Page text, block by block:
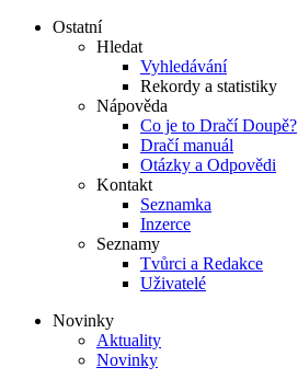
Ostatní
Hledat
Vyhledávání
Rekordy a statistiky
Nápověda
Co je to Dračí Doupě?
Dračí manuál
Otázky a Odpovědi
Kontakt
Seznamka
Inzerce
Seznamy
Tvůrci a Redakce
Uživatelé
Novinky
Aktuality
Novinky